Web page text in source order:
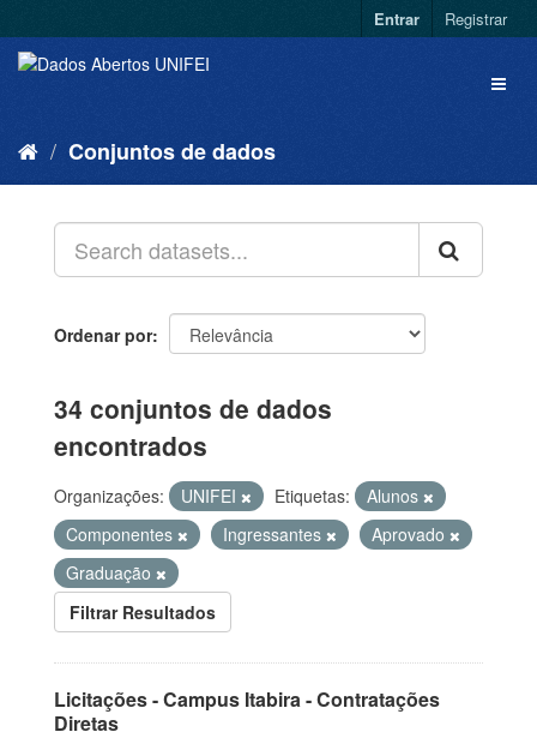
Entrar Registrar
Conjuntos de dados
Ordenar por
34 conjuntos de dados
encontrados
Organizações: UNIFEI Etiquetas:
Alunos
Componentes
Ingressantes
Aprovado
Graduação
Filtrar Resultados
Licitações - Campus Itabira - Contratações
Diretas